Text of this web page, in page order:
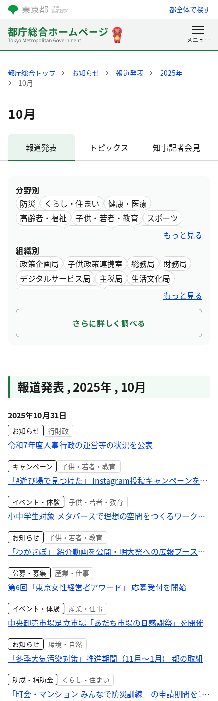
都全体で探す
都庁総合トップ お知らせ 報道発表
2025年
10月
10月
報道発表 トピックス 知事記者会見
分野別
防災
くらし・住まい
健康・医療
高齢者・福祉
子供・若者・教育
スポーツ
産業・仕事
デジタル・最新技術
水道・下水道
都営交通 行財政
もっと見る
組織別
政策企画局
子供政策連携室 総務局
財務局
デジタルサービス局
主税局
生活文化局
スポーツ推進本部
都市整備局
住宅政策本部 環境局
福祉局
産業労働局
中央卸売市場
スタートアップ戦略推進本部
建設局
港湾局
監査事務局
労働委員会事務局
収用委員会事務局
議会局
もっと見る
さらに詳しく調べる
報道発表 , 2025年 , 10月
2025年10月31日
お知らせ 行財政
令和7年度人事行政の運営等の状況を公表
キャンペーン 子供・若者・教育
「#遊び場で見つけた」 Instagram投稿キャンペーンを開
イベント・体験 子供・若者・教育
小中学生対象 メタバースで理想の空間をつくるワークシ
お知らせ 子供・若者・教育
「わかさぽ」 紹介動画を公開・明大祭への広報ブース出
公募・募集 産業・仕事
第6回「東京女性経営者アワード」 応募受付を開始
イベント・体験 産業・仕事
中央卸売市場足立市場「あだち市場の日感謝祭」を開催
お知らせ 環境・自然
「冬季大気汚染対策」推進期間（11月～1月） 都の取組
助成・補助金 くらし・住まい
「町会・マンション みんなで防災訓練」の申請期間を12